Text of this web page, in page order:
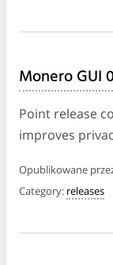
Monero GUI
Point release
improves
Opublikowane
Category: releases